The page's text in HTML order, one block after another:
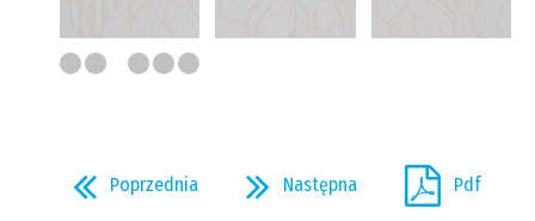
Poprzednia Następna Pdf